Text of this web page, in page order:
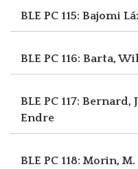
BLE PC 115: Bajomi
BLE PC 116: Barta,
BLE PC 117: Bernard,
Endre
BLE PC 118: Morin, M.